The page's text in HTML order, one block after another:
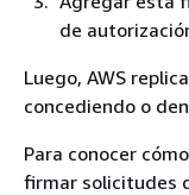
de
Luego, AWS
concediendo o
Para conocer
firmar solicitudes